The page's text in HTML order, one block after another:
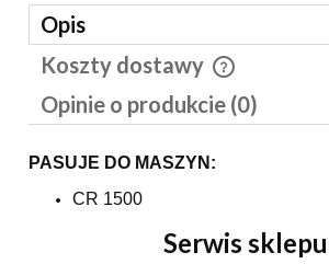
Opis
Koszty dostawy
Cena nie zawiera ewentualnych kosztów
Opinie o produkcie (0)
PASUJE DO MASZYN:
CR 1500
Serwis sklepu